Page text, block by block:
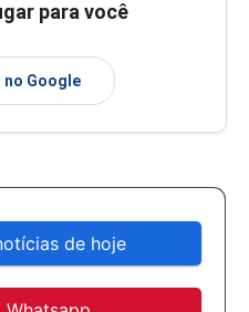
para você
no Google
de hoje